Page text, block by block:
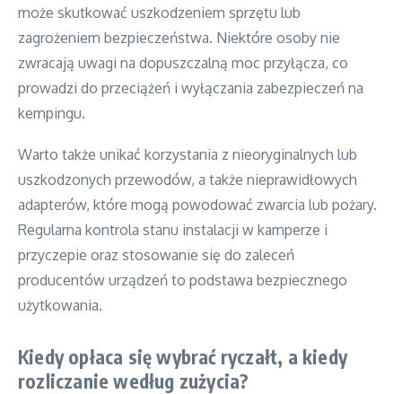
może skutkować uszkodzeniem sprzętu lub
zagrożeniem bezpieczeństwa. Niektóre osoby nie
zwracają uwagi na dopuszczalną moc przyłącza, co
prowadzi do przeciążeń i wyłączania zabezpieczeń na
kempingu.
Warto także unikać korzystania z nieoryginalnych lub
uszkodzonych przewodów, a także nieprawidłowych
adapterów, które mogą powodować zwarcia lub pożary.
Regularna kontrola stanu instalacji w kamperze i
przyczepie oraz stosowanie się do zaleceń
producentów urządzeń to podstawa bezpiecznego
użytkowania.
Kiedy opłaca się wybrać ryczałt, a kiedy
rozliczanie według zużycia?